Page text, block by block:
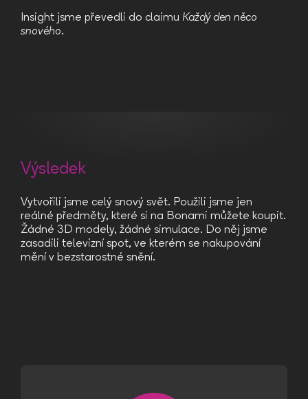
Insight jsme převedli do claimu Každý den něco
snového.
Výsledek
Vytvořili jsme celý snový svět. Použili jsme jen
reálné předměty, které si na Bonami můžete koupit.
Žádné 3D modely, žádné simulace. Do něj jsme
zasadili televizní spot, ve kterém se nakupování
mění v bezstarostné snění.